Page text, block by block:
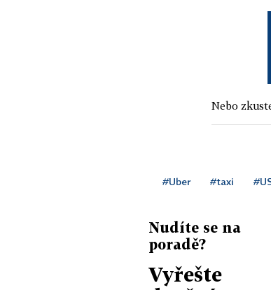
Nebo
#Uber #taxi
Nudíte se na
poradě?
Vyřešte